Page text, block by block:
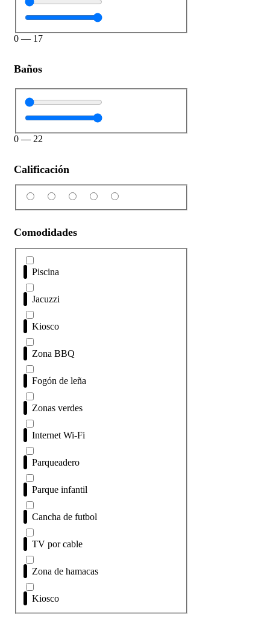
0 — 17
Baños
0 — 22
Calificación
Comodidades
Piscina
Jacuzzi
Kiosco
Zona BBQ
Fogón de leña
Zonas verdes
Internet Wi-Fi
Parqueadero
Parque infantil
Cancha de futbol
TV por cable
Zona de hamacas
Kiosco